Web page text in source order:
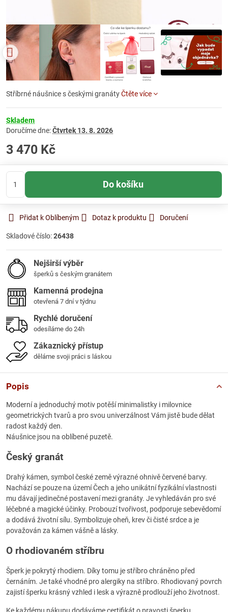
Stříbrné náušnice s českými granátyČtěte více
Skladem
Doručíme dne:Čtvrtek 13. 8. 2026
3 470 Kč
Do košíku
Přidat k Oblíbeným Dotaz k produktu Doručení
Skladové číslo:26438
Nejširší výběr
šperků s českým granátem
Kamenná prodejna
otevřená 7 dní v týdnu
Rychlé doručení
odesíláme do 24h
Zákaznický přístup
děláme svoji práci s láskou
Popis
Moderní a jednoduchý motiv potěší minimalistky i milovnice
geometrických tvarů a pro svou univerzálnost Vám jistě bude dělat
radost každý den.
Náušnice jsou na oblíbené puzetě.
Český granát
Drahý kámen, symbol české země výrazné ohnivě červené barvy.
Nachází se pouze na území Čech a jeho unikátní fyzikální vlastnosti
mu dávají jedinečné postavení mezi granáty. Je vyhledáván pro své
léčebné a magické účinky. Probouzí tvořivost, podporuje sebevědomí
a dodává životní sílu. Symbolizuje oheň, krev či čisté srdce a je
považován za kámen vášně a lásky.
O rhodiovaném stříbru
Šperk je pokrytý rhodiem. Díky tomu je stříbro chráněno před
černáním. Je také vhodné pro alergiky na stříbro. Rhodiovaný povrch
zajistí šperku krásný vzhled i lesk a výrazně prodlouží jeho životnost.